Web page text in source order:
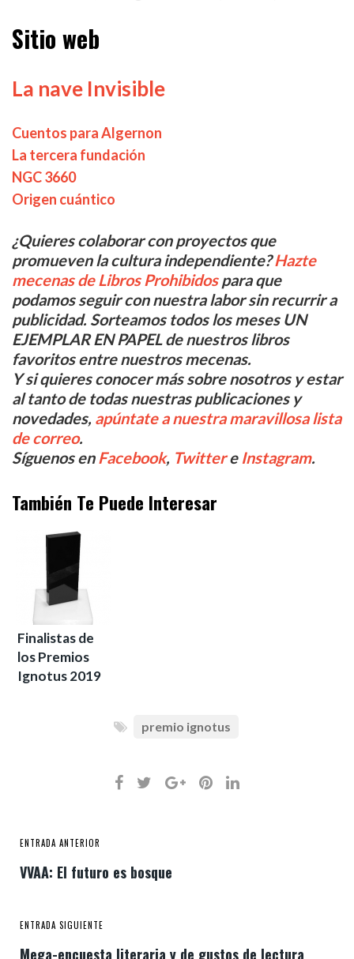
Sitio web
La nave Invisible
Cuentos para Algernon
La tercera fundación
NGC 3660
Origen cuántico
¿Quieres colaborar con proyectos que
promueven la cultura independiente?Hazte
mecenas de Libros Prohibidospara que
podamos seguir con nuestra labor sin recurrir a
publicidad. Sorteamos todos los meses UN
EJEMPLAR EN PAPEL de nuestros libros
favoritos entre nuestros mecenas.
Y si quieres conocer más sobre nosotros y estar
al tanto de todas nuestras publicaciones y
novedades, apúntate a nuestra maravillosa lista
de correo.
Síguenos enFacebook, Twittere Instagram.
También Te Puede Interesar
Finalistas de
los Premios
Ignotus 2019
premio ignotus
ENTRADA ANTERIOR
VVAA: El futuro es bosque
ENTRADA SIGUIENTE
Mega-encuesta literaria y de gustos de lectura